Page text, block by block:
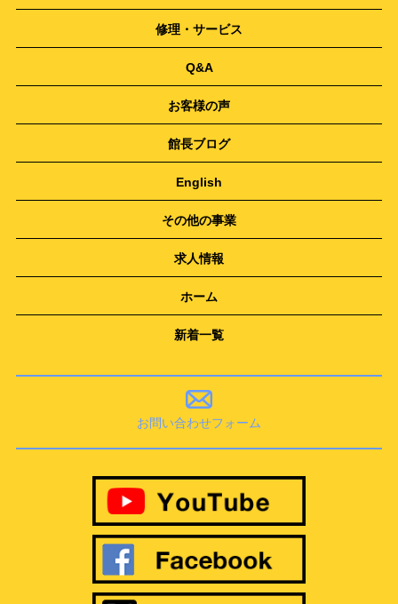
修理・サービス
Q&A
お客様の声
館長ブログ
English
その他の事業
求人情報
ホーム
新着一覧
お問い合わせフォーム